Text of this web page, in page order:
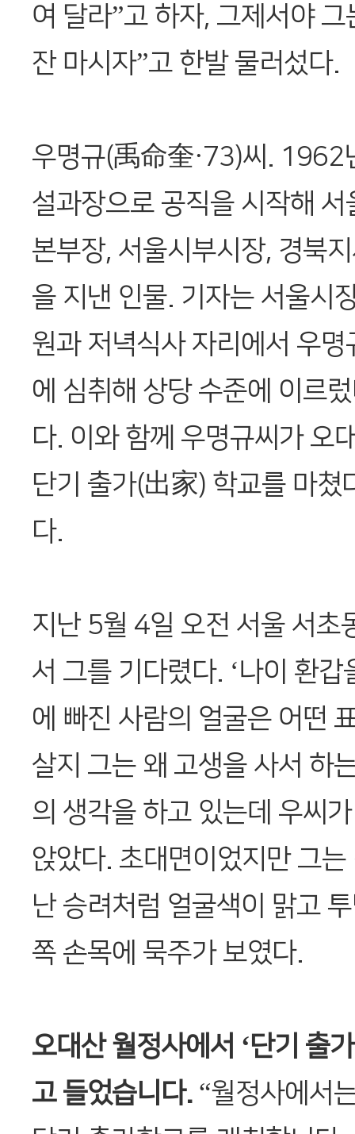
여 달라”고 하자, 그제서야
잔 마시자”고 한발 물러섰다.
우명규(禹命奎·73)씨. 1962
설과장으로 공직을 시작해
본부장, 서울시부시장, 경북
을 지낸 인물. 기자는 서울시
원과 저녁식사 자리에서 우
에 심취해 상당 수준에 이르
다. 이와 함께 우명규씨가 오
단기 출가(出家) 학교를 마쳤
다.
지난 5월 4일 오전 서울 서초
서 그를 기다렸다. ‘나이 환
에 빠진 사람의 얼굴은 어떤
살지 그는 왜 고생을 사서 하
의 생각을 하고 있는데 우씨
앉았다. 초대면이었지만 그
난 승려처럼 얼굴색이 맑고
쪽 손목에 묵주가 보였다.
오대산 월정사에서 ‘단기 출
고 들었습니다. “월정사에서